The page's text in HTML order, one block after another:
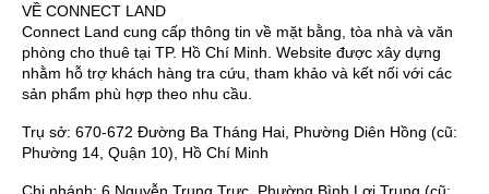
VỀ CONNECT LAND
Connect Land cung cấp thông tin về mặt bằng, tòa nhà và văn
phòng cho thuê tại TP. Hồ Chí Minh. Website được xây dựng
nhằm hỗ trợ khách hàng tra cứu, tham khảo và kết nối với các
sản phẩm phù hợp theo nhu cầu.
Trụ sở: 670-672 Đường Ba Tháng Hai, Phường Diên Hồng (cũ:
Phường 14, Quận 10), Hồ Chí Minh